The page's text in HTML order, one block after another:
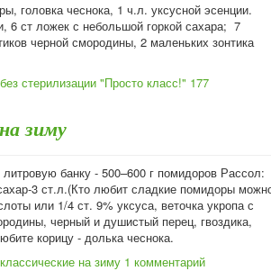
головка чеснока, 1 ч.л. уксусной эсенции.
6 ст ложек с небольшой горкой сахара; 7
черной смородины, 2 маленьких зонтика
стерилизации "Просто класс!" 177
зиму
банку - 500–600 г помидоров Рассол:
3 ст.л.(Кто любит сладкие помидоры
или 1/4 ст. 9% уксуса, веточка укропа с
черный и душистый перец, гвоздика,
корицу - долька чеснока.
на зиму 1 комментарий